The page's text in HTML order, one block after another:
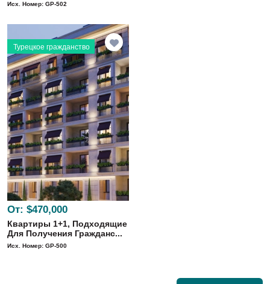
Исх. Номер: GP-502
Турецкое гражданство
От: $470,000
Квартиры 1+1, Подходящие
Для Получения Гражданс...
Исх. Номер: GP-500